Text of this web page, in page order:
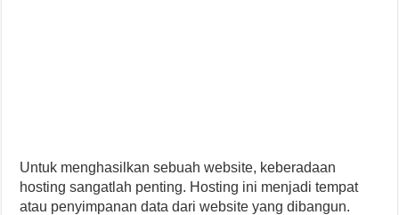
Untuk menghasilkan sebuah website, keberadaan
hosting sangatlah penting. Hosting ini menjadi tempat
atau penyimpanan data dari website yang dibangun.